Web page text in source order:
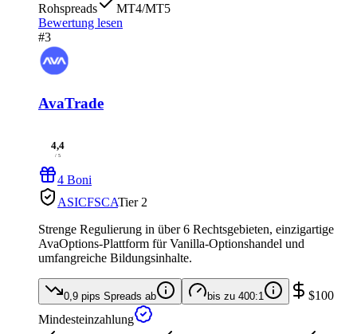
Rohspreads
MT4/MT5
Bewertung lesen
#3
AvaTrade
4,4
/ 5
4 Boni
ASICFSCATier 2
Strenge Regulierung in über 6 Rechtsgebieten, einzigartige
AvaOptions-Plattform für Vanilla-Optionshandel und
umfangreiche Bildungsinhalte.
0,9 pips Spreads ab bis zu 400:1
$100
Mindesteinzahlung